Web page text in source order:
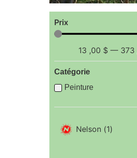
Prix
13 ,00 $ — 373
Catégorie
Peinture
Nelson (1)